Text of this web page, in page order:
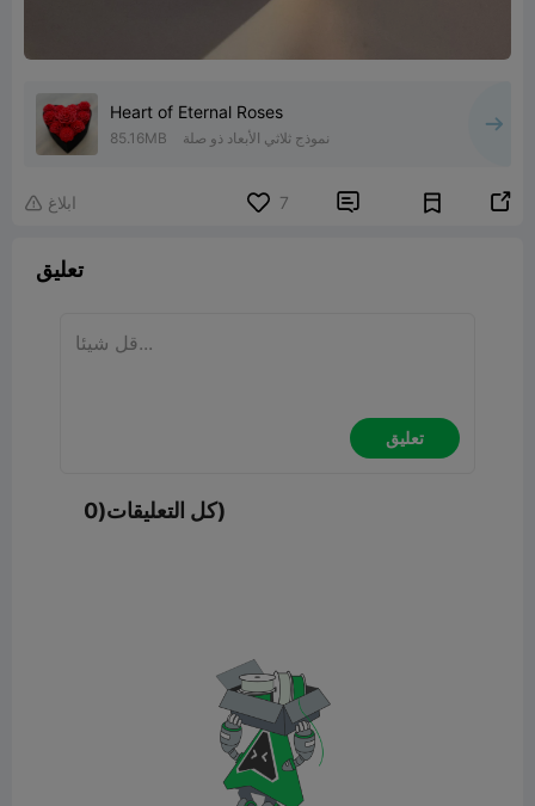
Heart of Eternal Roses
85.16MB نموذج ثلاثي الأبعاد ذو صلة
 ابلاغ 7  
تعليق
تعليق
كل التعليقات(0)